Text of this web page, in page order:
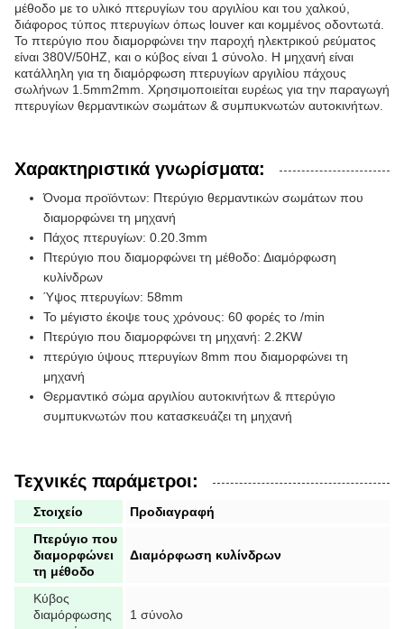
μέθοδο με το υλικό πτερυγίων του αργιλίου και του χαλκού,
διάφορος τύπος πτερυγίων όπως louver και κομμένος οδοντωτά.
Το πτερύγιο που διαμορφώνει την παροχή ηλεκτρικού ρεύματος
είναι 380V/50HZ, και ο κύβος είναι 1 σύνολο. Η μηχανή είναι
κατάλληλη για τη διαμόρφωση πτερυγίων αργιλίου πάχους
σωλήνων 1.5mm2mm. Χρησιμοποιείται ευρέως για την παραγωγή
πτερυγίων θερμαντικών σωμάτων & συμπυκνωτών αυτοκινήτων.
Χαρακτηριστικά γνωρίσματα:
Όνομα προϊόντων: Πτερύγιο θερμαντικών σωμάτων που
διαμορφώνει τη μηχανή
Πάχος πτερυγίων: 0.20.3mm
Πτερύγιο που διαμορφώνει τη μέθοδο: Διαμόρφωση
κυλίνδρων
Ύψος πτερυγίων: 58mm
Το μέγιστο έκοψε τους χρόνους: 60 φορές το /min
Πτερύγιο που διαμορφώνει τη μηχανή: 2.2KW
πτερύγιο ύψους πτερυγίων 8mm που διαμορφώνει τη
μηχανή
Θερμαντικό σώμα αργιλίου αυτοκινήτων & πτερύγιο
συμπυκνωτών που κατασκευάζει τη μηχανή
Τεχνικές παράμετροι:
Στοιχείο
Προδιαγραφή
Πτερύγιο που
διαμορφώνει
τη μέθοδο
Διαμόρφωση κυλίνδρων
Κύβος
διαμόρφωσης
1 σύνολο